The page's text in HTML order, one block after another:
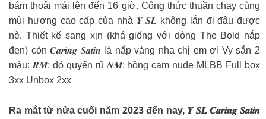
bám thoải mái lên đến 16 giờ. Công thức thuần chay cùng
mùi hương cao cấp của nhà 𝒀 𝑺𝑳 không lẫn đi đâu được
nè. Thiết kế sang xịn (khá giống với dòng The Bold nắp
đen) còn 𝑪𝒂𝒓𝒊𝒏𝒈 𝑺𝒂𝒕𝒊𝒏 là nắp vàng nha chị em ơi Vy sẵn 2
màu: 𝑹𝑴: đỏ quyến rũ 𝑵𝑴: hồng cam nude MLBB Full box
3xx Unbox 2xx
Ra mắt từ nửa cuối năm 2023 đến nay, 𝒀 𝑺𝑳 𝑪𝒂𝒓𝒊𝒏𝒈 𝑺𝒂𝒕𝒊𝒏